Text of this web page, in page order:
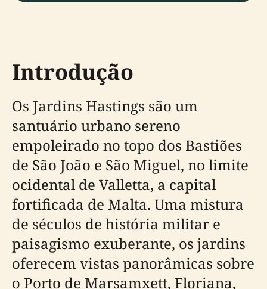
Introdução
Os Jardins Hastings são um
santuário urbano sereno
empoleirado no topo dos Bastiões
de São João e São Miguel, no limite
ocidental de Valletta, a capital
fortificada de Malta. Uma mistura
de séculos de história militar e
paisagismo exuberante, os jardins
oferecem vistas panorâmicas sobre
o Porto de Marsamxett, Floriana,